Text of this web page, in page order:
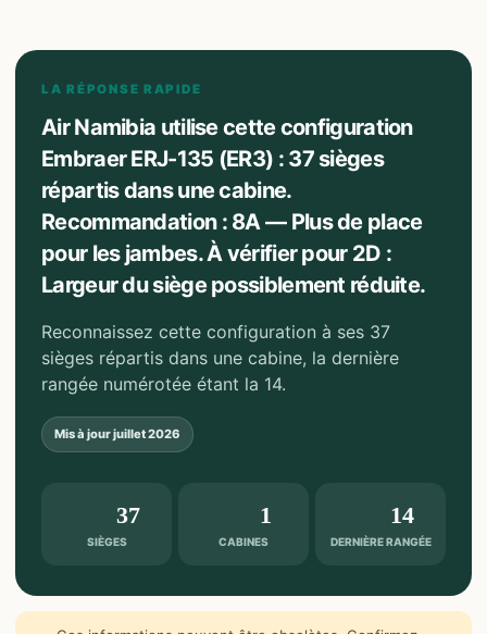
LA RÉPONSE RAPIDE
Air Namibia utilise cette configuration
Embraer ERJ-135 (ER3) : 37 sièges
répartis dans une cabine.
Recommandation : 8A — Plus de place
pour les jambes. À vérifier pour 2D :
Largeur du siège possiblement réduite.
Reconnaissez cette configuration à ses 37
sièges répartis dans une cabine, la dernière
rangée numérotée étant la 14.
Mis à jourjuillet 2026
SIÈGES
37
CABINES
1
DERNIÈRE RANGÉE
14